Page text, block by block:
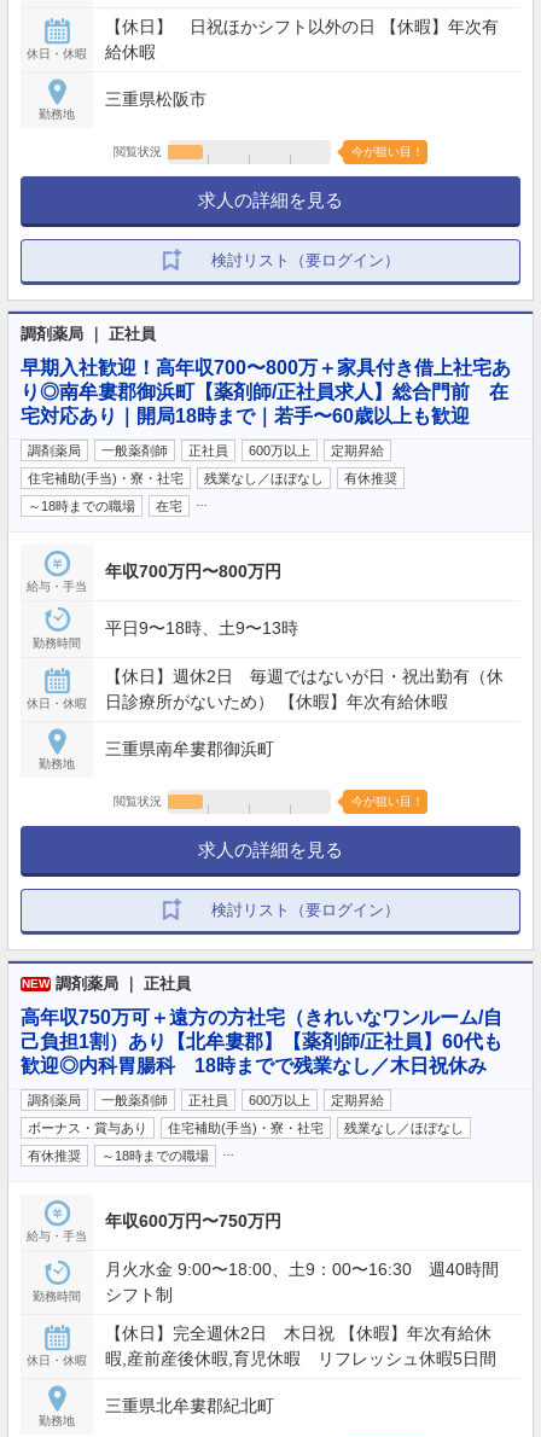
休日・休暇
【休日】 日祝ほかシフト以外の日 【休暇】年次有
給休暇
勤務地
三重県松阪市
閲覧状況 今が狙い目！
求人の詳細を見る
検討リスト（要ログイン）
調剤薬局 ｜ 正社員
早期入社歓迎！高年収700〜800万＋家具付き借上社宅あ
り◎南牟婁郡御浜町【薬剤師/正社員求人】総合門前 在
宅対応あり｜開局18時まで｜若手〜60歳以上も歓迎
調剤薬局 一般薬剤師 正社員 600万以上
定期昇給
住宅補助(手当)・寮・社宅
残業なし／ほぼなし
有休推奨
～18時までの職場
在宅
給与・手当
年収700万円〜800万円
勤務時間
平日9〜18時、土9〜13時
休日・休暇
【休日】週休2日 毎週ではないが日・祝出勤有（休
日診療所がないため） 【休暇】年次有給休暇
勤務地
三重県南牟婁郡御浜町
閲覧状況 今が狙い目！
求人の詳細を見る
検討リスト（要ログイン）
NEW 調剤薬局 ｜ 正社員
高年収750万可＋遠方の方社宅（きれいなワンルーム/自
己負担1割）あり【北牟婁郡】【薬剤師/正社員】60代も
歓迎◎内科胃腸科 18時までで残業なし／木日祝休み
調剤薬局 一般薬剤師 正社員 600万以上
定期昇給
ボーナス・賞与あり
住宅補助(手当)・寮・社宅
残業なし／ほぼなし
有休推奨
～18時までの職場
給与・手当
年収600万円〜750万円
勤務時間
月火水金 9:00〜18:00、土9：00〜16:30 週40時間
シフト制
休日・休暇
【休日】完全週休2日 木日祝 【休暇】年次有給休
暇,産前産後休暇,育児休暇 リフレッシュ休暇5日間
勤務地
三重県北牟婁郡紀北町